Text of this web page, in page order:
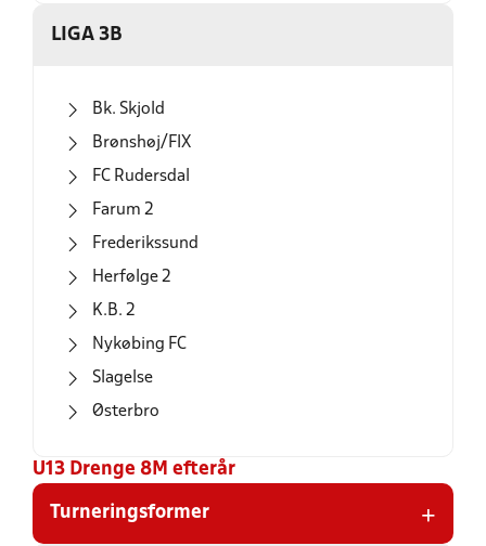
LIGA 3B
Bk. Skjold
Brønshøj/FIX
FC Rudersdal
Farum 2
Frederikssund
Herfølge 2
K.B. 2
Nykøbing FC
Slagelse
Østerbro
U13 Drenge 8M efterår
Turneringsformer +